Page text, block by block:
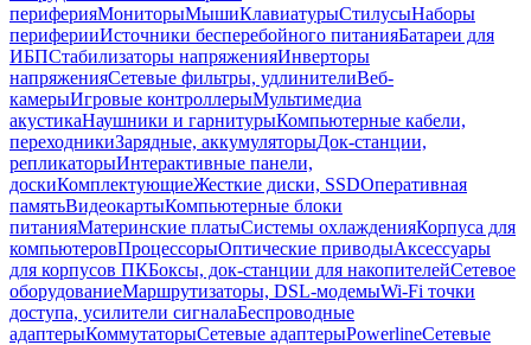
периферияМониторыМышиКлавиатурыСтилусыНаборы
периферииИсточники бесперебойного питанияБатареи для
ИБПСтабилизаторы напряженияИнверторы
напряженияСетевые фильтры, удлинителиВеб-
камерыИгровые контроллерыМультимедиа
акустикаНаушники и гарнитурыКомпьютерные кабели,
переходникиЗарядные, аккумуляторыДок-станции,
репликаторыИнтерактивные панели,
доскиКомплектующиеЖесткие диски, SSDОперативная
памятьВидеокартыКомпьютерные блоки
питанияМатеринские платыСистемы охлажденияКорпуса для
компьютеровПроцессорыОптические приводыАксессуары
для корпусов ПКБоксы, док-станции для накопителейСетевое
оборудованиеМаршрутизаторы, DSL-модемыWi-Fi точки
доступа, усилители сигналаБеспроводные
адаптерыКоммутаторыСетевые адаптерыPowerlineСетевые